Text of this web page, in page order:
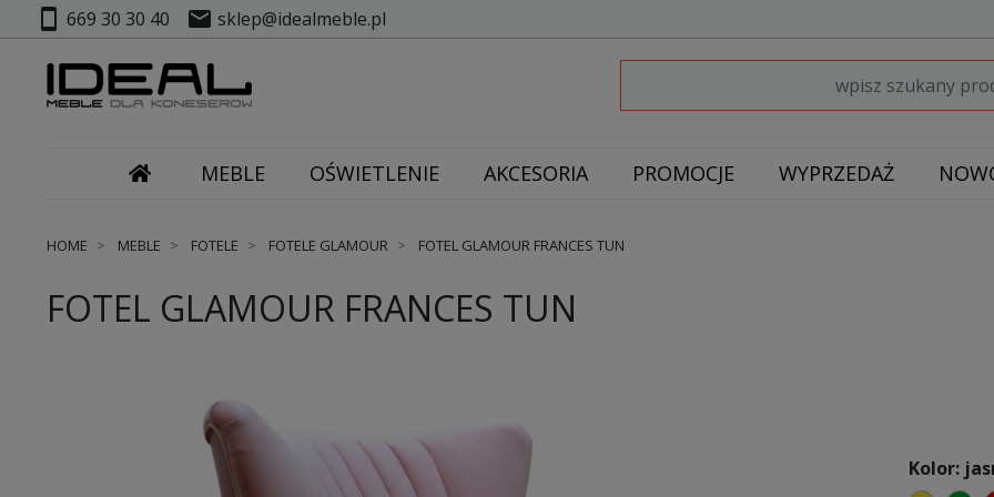
smartphone 669 30 30 40 mail sklep@idealmeble.pl
MEBLE OŚWIETLENIE AKCESORIA PROMOCJE WYPRZEDAŻ
HOME MEBLE FOTELE FOTELE GLAMOUR FOTEL GLAMOUR FRANCES TUN
FOTEL GLAMOUR FRANCES TUN
Kolor: